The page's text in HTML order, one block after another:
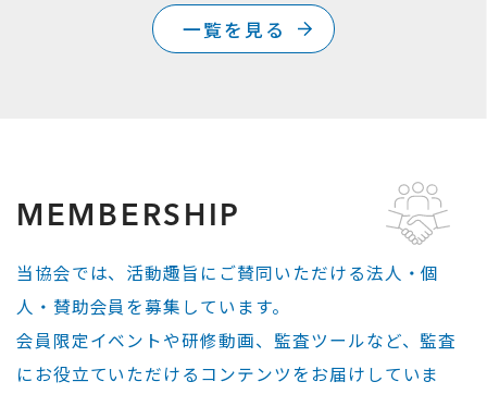
一覧を見る
MEMBERSHIP
当協会では、活動趣旨にご賛同いただける法人・個
人・賛助会員を募集しています。
会員限定イベントや研修動画、監査ツールなど、監査
にお役立ていただけるコンテンツをお届けしていま